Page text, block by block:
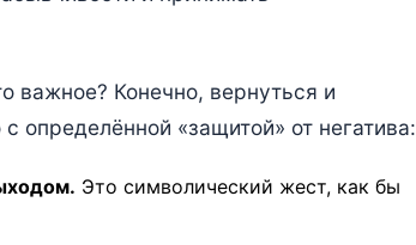
важное? Конечно, вернуться и
определённой «защитой» от негатива:
Это символический жест, как бы